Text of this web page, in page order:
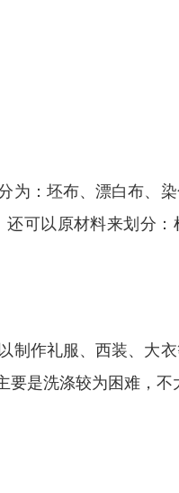
为：坯布、漂白布、
可以原材料来划分
制作礼服、西装、大
是洗涤较为困难，不